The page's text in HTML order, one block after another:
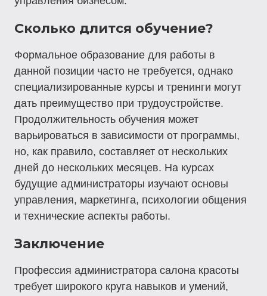
Сколько длится обучение?
Формальное образование для работы в
данной позиции часто не требуется, однако
специализированные курсы и тренинги могут
дать преимущество при трудоустройстве.
Продолжительность обучения может
варьироваться в зависимости от программы,
но, как правило, составляет от нескольких
дней до нескольких месяцев. На курсах
будущие администраторы изучают основы
управления, маркетинга, психологии общения
и технические аспекты работы.
Заключение
Профессия администратора салона красоты
требует широкого круга навыков и умений,